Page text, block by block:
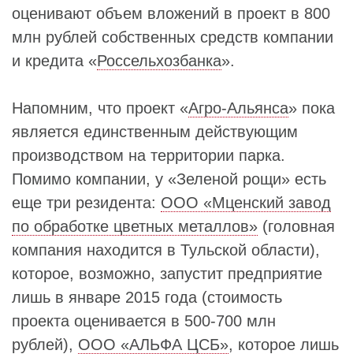
оценивают объем вложений в проект в 800
млн рублей собственных средств компании
и кредита «Россельхозбанка».
Напомним, что проект «Агро-Альянса» пока
является единственным действующим
производством на территории парка.
Помимо компании, у «Зеленой рощи» есть
еще три резидента: ООО «Мценский завод
по обработке цветных металлов» (головная
компания находится в Тульской области),
которое, возможно, запустит предприятие
лишь в январе 2015 года (стоимость
проекта оценивается в 500-700 млн
рублей), ООО «АЛЬФА ЦСБ», которое лишь